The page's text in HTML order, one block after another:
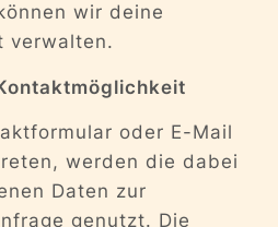
wir deine
verwalten.
oder E-Mail
werden die dabei
Daten zur
genutzt. Die